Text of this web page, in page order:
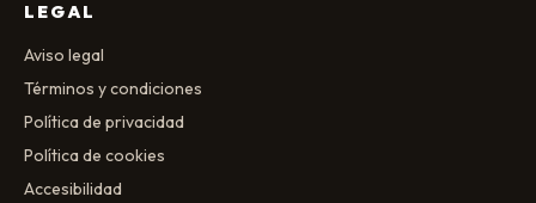
LEGAL
Aviso legal
Términos y condiciones
Política de privacidad
Política de cookies
Accesibilidad